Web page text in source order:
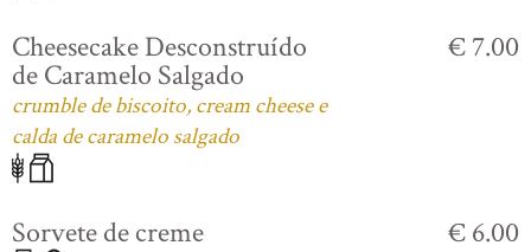
Cheesecake Desconstruído
de Caramelo Salgado
crumble de biscoito, cream cheese e
calda de caramelo salgado
€ 7.00
Sorvete de creme € 6.00